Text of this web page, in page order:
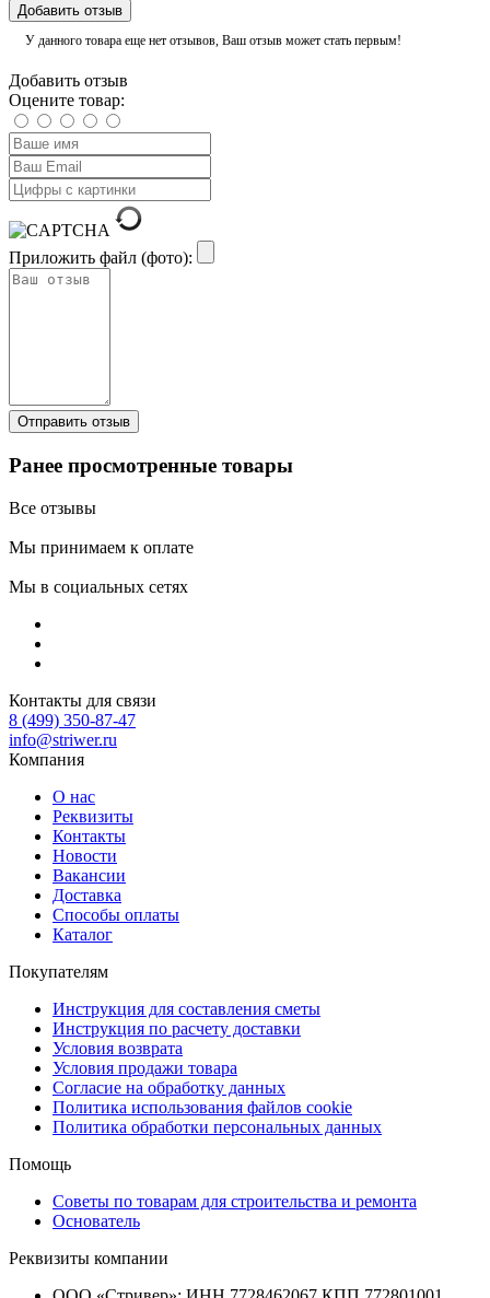
Добавить отзыв
У данного товара еще нет отзывов, Ваш отзыв может стать первым!
Добавить отзыв
Оцените товар:
Приложить файл (фото):
Ранее просмотренные товары
Все отзывы
Мы принимаем к оплате
Мы в социальных сетях
Контакты для связи
8 (499) 350-87-47
info@striwer.ru
Компания
О нас
Реквизиты
Контакты
Новости
Вакансии
Доставка
Способы оплаты
Каталог
Покупателям
Инструкция для составления сметы
Инструкция по расчету доставки
Условия возврата
Условия продажи товара
Согласие на обработку данных
Политика использования файлов cookie
Политика обработки персональных данных
Помощь
Советы по товарам для строительства и ремонта
Основатель
Реквизиты компании